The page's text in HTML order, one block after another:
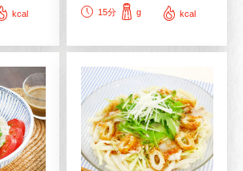
kcal 15分 g kcal